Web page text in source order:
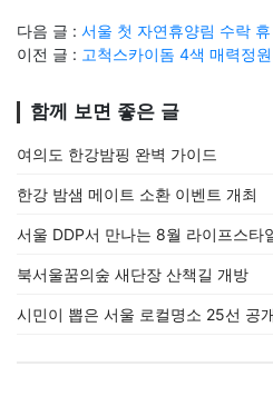
다음 글 : 서울 첫 자연휴양림 수락
이전 글 : 고척스카이돔 4색 매력정
함께 보면 좋은 글
여의도 한강밤핑 완벽 가이드
한강 밤샘 메이트 소환 이벤트 개최
서울 DDP서 만나는 8월 라이프스타
북서울꿈의숲 새단장 산책길 개방
시민이 뽑은 서울 로컬명소 25선 공개